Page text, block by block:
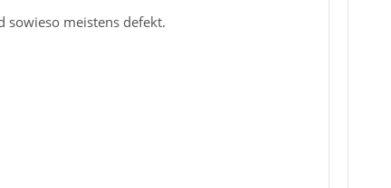
sowieso meistens defekt.